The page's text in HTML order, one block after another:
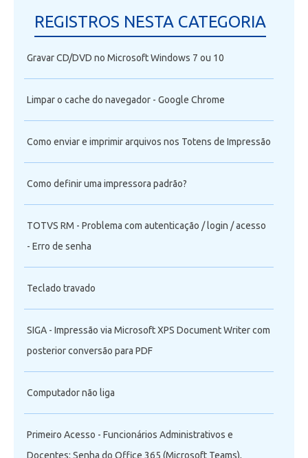
REGISTROS NESTA CATEGORIA
Gravar CD/DVD no Microsoft Windows 7 ou 10
Limpar o cache do navegador - Google Chrome
Como enviar e imprimir arquivos nos Totens de Impressão
Como definir uma impressora padrão?
TOTVS RM - Problema com autenticação / login / acesso
- Erro de senha
Teclado travado
SIGA - Impressão via Microsoft XPS Document Writer com
posterior conversão para PDF
Computador não liga
Primeiro Acesso - Funcionários Administrativos e
Docentes: Senha do Office 365 (Microsoft Teams),